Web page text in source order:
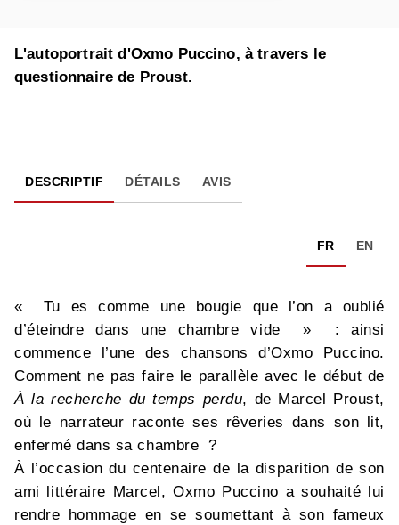
L'autoportrait d'Oxmo Puccino, à travers le
questionnaire de Proust.
DESCRIPTIF DÉTAILS AVIS
FR EN
« Tu es comme une bougie que l’on a oublié
d’éteindre dans une chambre vide » : ainsi
commence l’une des chansons d’Oxmo Puccino.
Comment ne pas faire le parallèle avec le début de
À la recherche du temps perdu, de Marcel Proust,
où le narrateur raconte ses rêveries dans son lit,
enfermé dans sa chambre ?
À l’occasion du centenaire de la disparition de son
ami littéraire Marcel, Oxmo Puccino a souhaité lui
rendre hommage en se soumettant à son fameux